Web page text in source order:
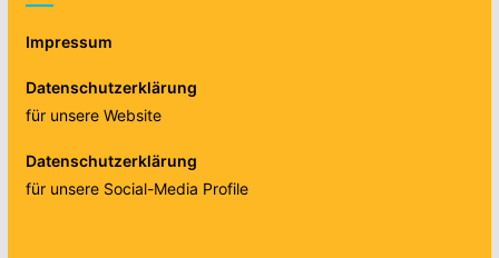
Impressum
Datenschutzerklärung
für unsere Website
Datenschutzerklärung
für unsere Social-Media Profile